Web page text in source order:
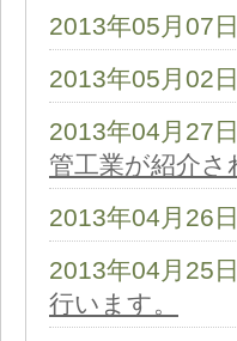
2013年05月07日
2013年05月02日
2013年04月27日
管工業が紹介さ
2013年04月26日
2013年04月25日
行います。